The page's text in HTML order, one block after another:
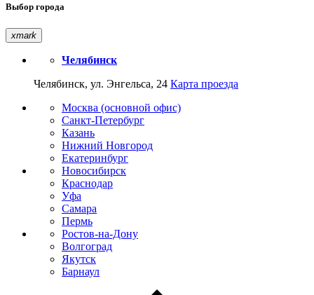
Выбор города
xmark
Челябинск
Челябинск, ул. Энгельса, 24 Карта проезда
Москва (основной офис)
Санкт-Петербург
Казань
Нижний Новгород
Екатеринбург
Новосибирск
Краснодар
Уфа
Самара
Пермь
Ростов-на-Дону
Волгоград
Якутск
Барнаул